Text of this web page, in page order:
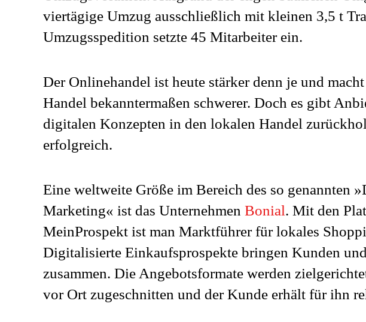
viertägige Umzug ausschließlich mit kleinen 3,5 t
Umzugsspedition setzte 45 Mitarbeiter ein.
Der Onlinehandel ist heute stärker denn je und
Handel bekanntermaßen schwerer. Doch es gibt
digitalen Konzepten in den lokalen Handel
erfolgreich.
Eine weltweite Größe im Bereich des so genannten
Marketing« ist das Unternehmen Bonial. Mit den
MeinProspekt ist man Marktführer für lokales
Digitalisierte Einkaufsprospekte bringen Kunden
zusammen. Die Angebotsformate werden
vor Ort zugeschnitten und der Kunde erhält für ihn